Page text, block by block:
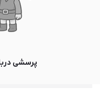
پرسشی